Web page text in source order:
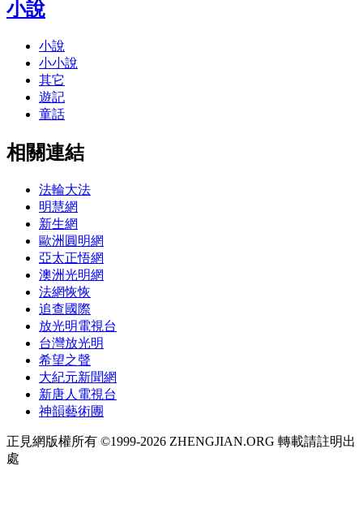
小說
小說
小小說
其它
遊記
童話
相關連結
法輪大法
明慧網
新生網
歐洲圓明網
亞太正悟網
澳洲光明網
法網恢恢
追查國際
放光明電視台
台灣放光明
希望之聲
大紀元新聞網
新唐人電視台
神韻藝術團
正見網版權所有 ©1999-2026 ZHENGJIAN.ORG 轉載請註明出
處